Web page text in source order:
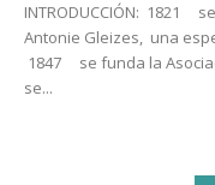
INTRODUCCIÓN: 1821
Antonie Gleizes, una
1847 se funda la
se...